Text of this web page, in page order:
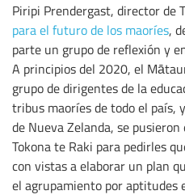
Piripi Prendergast, director de
para el futuro de los maoríes,
parte un grupo de reflexión y
A principios del 2020, el
grupo de dirigentes de la
tribus maoríes de todo el país,
de Nueva Zelanda, se
Tokona te Raki para pedirles
con vistas a elaborar un plan
el agrupamiento por aptitudes